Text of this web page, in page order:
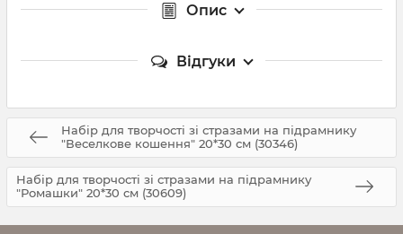
Опис
Відгуки
Набір для творчості зі стразами на підрамнику
"Веселкове кошення" 20*30 см (30346)
Набір для творчості зі стразами на підрамнику
"Ромашки" 20*30 см (30609)